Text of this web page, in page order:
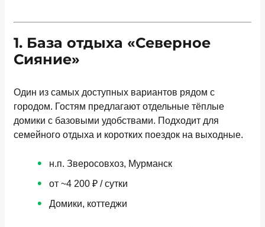
1. База отдыха «Северное
Сияние»
Один из самых доступных вариантов рядом с
городом. Гостям предлагают отдельные тёплые
домики с базовыми удобствами. Подходит для
семейного отдыха и коротких поездок на выходные.
н.п. Зверосовхоз, Мурманск
от ~4 200 ₽ / сутки
Домики, коттеджи